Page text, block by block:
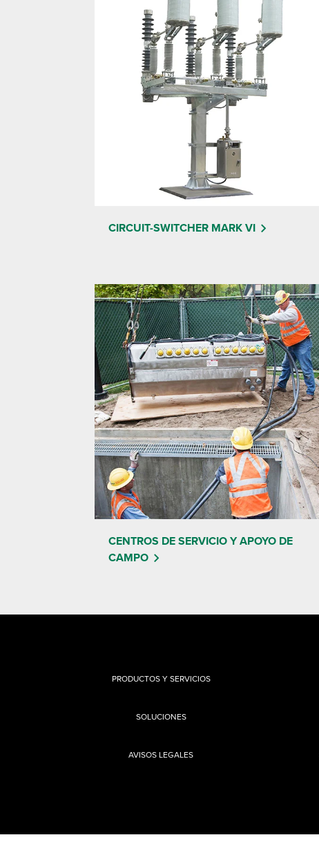
CIRCUIT-SWITCHER MARK VI
CENTROS DE SERVICIO Y APOYO DE
CAMPO
PRODUCTOS Y SERVICIOS
SOLUCIONES
AVISOS LEGALES